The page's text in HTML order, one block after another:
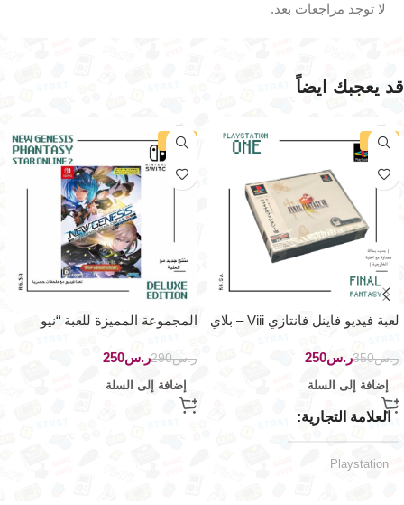
لا توجد مراجعات بعد.
قد يعجبك ايضاً
-29%
لعبة فيديو فاينل فانتازي Viii – بلاي
ر.س350ر.س250
إضافة إلى السلة
العلامة التجارية
Playstation
-14%
المجموعة المميزة للعبة “نيو
ياباني حصري
ر.س290ر.س250
إضافة إلى السلة